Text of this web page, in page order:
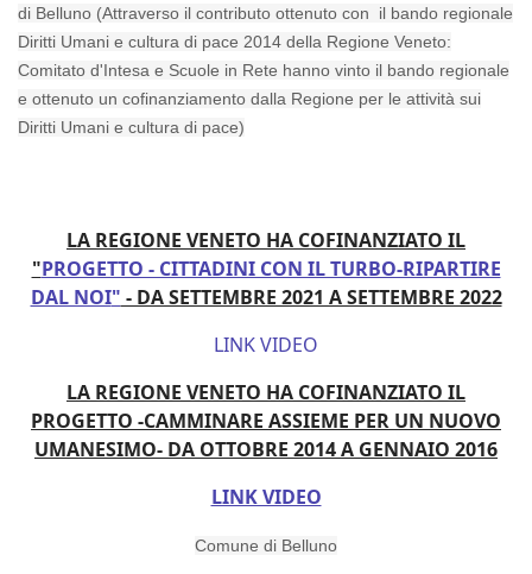
di Belluno (Attraverso il contributo ottenuto con il bando regionale
Diritti Umani e cultura di pace 2014 della Regione Veneto:
Comitato d'Intesa e Scuole in Rete hanno vinto il bando regionale
e ottenuto un cofinanziamento dalla Regione per le attività sui
Diritti Umani e cultura di pace)
LA REGIONE VENETO HA COFINANZIATO IL
"PROGETTO - CITTADINI CON IL TURBO-RIPARTIRE
DAL NOI" - DA SETTEMBRE 2021 A SETTEMBRE 2022
LINK VIDEO
LA REGIONE VENETO HA COFINANZIATO IL
PROGETTO -CAMMINARE ASSIEME PER UN NUOVO
UMANESIMO- DA OTTOBRE 2014 A GENNAIO 2016
LINK VIDEO
Comune di Belluno